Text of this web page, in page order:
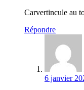
Carvertincule au
Répondre
6 janvier